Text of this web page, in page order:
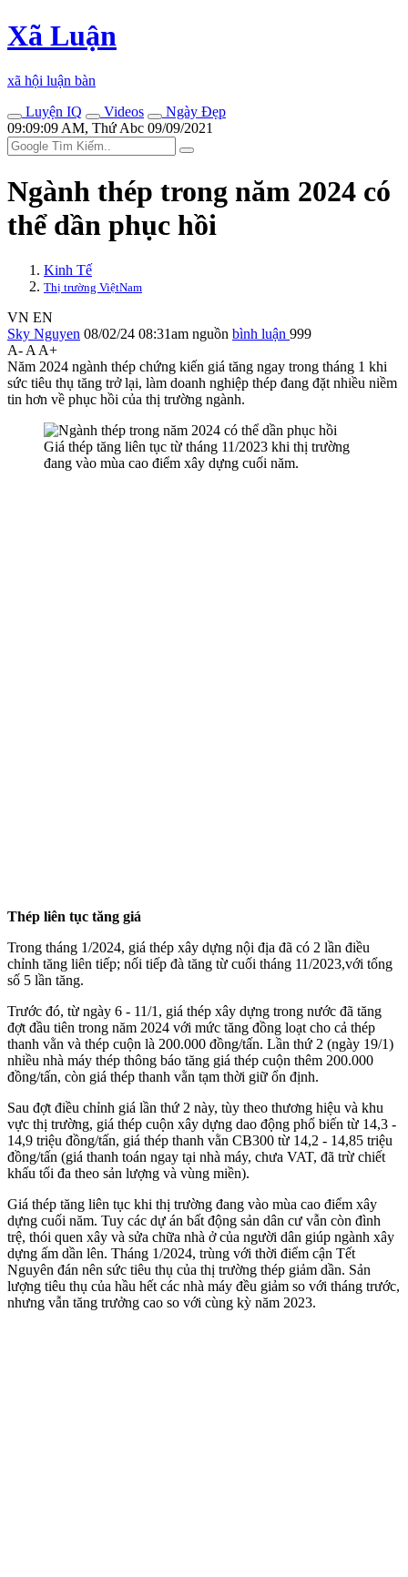
Xã Luận
xã hội luận bàn
Luyện IQ
Videos
Ngày Đẹp
09:09:09 AM, Thứ Abc 09/09/2021
Ngành thép trong năm 2024 có
thể dần phục hồi
Kinh Tế
Thị trường ViệtNam
VN EN
Sky Nguyen 08/02/24 08:31am nguồn bình luận 999
A- A A+
Năm 2024 ngành thép chứng kiến giá tăng ngay trong tháng 1 khi
sức tiêu thụ tăng trở lại, làm doanh nghiệp thép đang đặt nhiều niềm
tin hơn về phục hồi của thị trường ngành.
Giá thép tăng liên tục từ tháng 11/2023 khi thị trường
đang vào mùa cao điểm xây dựng cuối năm.
Thép liên tục tăng giá
Trong tháng 1/2024, giá thép xây dựng nội địa đã có 2 lần điều
chỉnh tăng liên tiếp; nối tiếp đà tăng từ cuối tháng 11/2023,với tổng
số 5 lần tăng.
Trước đó, từ ngày 6 - 11/1, giá thép xây dựng trong nước đã tăng
đợt đầu tiên trong năm 2024 với mức tăng đồng loạt cho cả thép
thanh vằn và thép cuộn là 200.000 đồng/tấn. Lần thứ 2 (ngày 19/1)
nhiều nhà máy thép thông báo tăng giá thép cuộn thêm 200.000
đồng/tấn, còn giá thép thanh vằn tạm thời giữ ổn định.
Sau đợt điều chỉnh giá lần thứ 2 này, tùy theo thương hiệu và khu
vực thị trường, giá thép cuộn xây dựng dao động phổ biến từ 14,3 -
14,9 triệu đồng/tấn, giá thép thanh vằn CB300 từ 14,2 - 14,85 triệu
đồng/tấn (giá thanh toán ngay tại nhà máy, chưa VAT, đã trừ chiết
khấu tối đa theo sản lượng và vùng miền).
Giá thép tăng liên tục khi thị trường đang vào mùa cao điểm xây
dựng cuối năm. Tuy các dự án bất động sản dân cư vẫn còn đình
trệ, thói quen xây và sửa chữa nhà ở của người dân giúp ngành xây
dựng ấm dần lên. Tháng 1/2024, trùng với thời điểm cận Tết
Nguyên đán nên sức tiêu thụ của thị trường thép giảm dần. Sản
lượng tiêu thụ của hầu hết các nhà máy đều giảm so với tháng trước,
nhưng vẫn tăng trưởng cao so với cùng kỳ năm 2023.